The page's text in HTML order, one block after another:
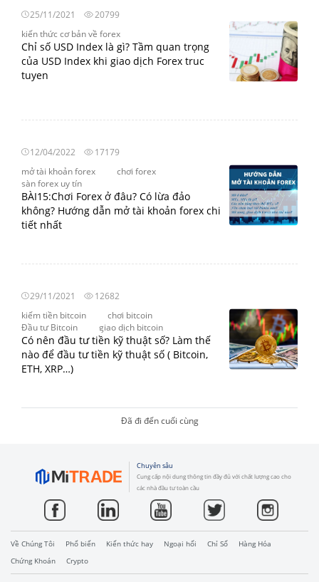
Chỉ số USD Index là gì? Tầm quan trọng
của USD Index khi giao dịch Forex truc
tuyen
25/11/2021
20799
kiến thức cơ bản về forex
BÀI15:Chơi Forex ở đâu? Có lừa đảo
không? Hướng dẫn mở tài khoản forex chi
tiết nhất
12/04/2022
17179
mở tài khoản forex
chơi forex
sàn forex uy tín
Có nên đầu tư tiền kỹ thuật số? Làm thế
nào để đầu tư tiền kỹ thuật số ( Bitcoin,
ETH, XRP…)
29/11/2021
12682
kiếm tiền bitcoin
chơi bitcoin
Đầu tư Bitcoin
giao dịch bitcoin
Đã đi đến cuối cùng
Chuyên sâu
Cung cấp nội dung thông tin đầy đủ với chất lượng cao cho
các nhà đầu tư toàn cầu
Về Chúng Tôi Phổ biến Kiến thức hay Ngoại hối Chỉ Số
Hàng Hóa
Chứng Khoán
Crypto